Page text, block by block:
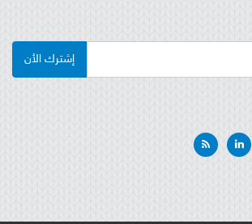
إشترك الأن